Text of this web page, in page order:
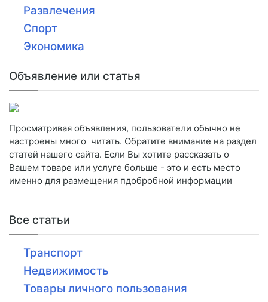
Развлечения
Спорт
Экономика
Объявление или статья
Просматривая объявления, пользователи обычно не
настроены много читать. Обратите внимание на раздел
статей нашего сайта. Если Вы хотите рассказать о
Вашем товаре или услуге больше - это и есть место
именно для размещения пдобробной информации
Все статьи
Транспорт
Недвижимость
Товары личного пользования